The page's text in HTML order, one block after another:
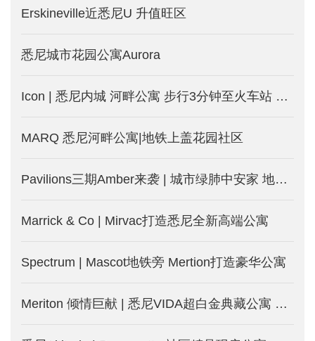
Erskineville近悉尼U 升值旺区
悉尼城市花园公寓Aurora
Icon | 悉尼内城 河畔公寓 步行3分钟至火车站 旺租投资房
MARQ 悉尼河畔公寓|地铁上盖花园社区
Pavilions三期Amber来袭 | 城市绿肺中安家 地铁近在咫尺
Marrick & Co | Mirvac打造悉尼全新高端公寓
Spectrum | Mascot地铁旁 Mertion打造豪华公寓
Meriton 倾情巨献 | 悉尼VIDA超白金典藏公寓 打开生活新模式